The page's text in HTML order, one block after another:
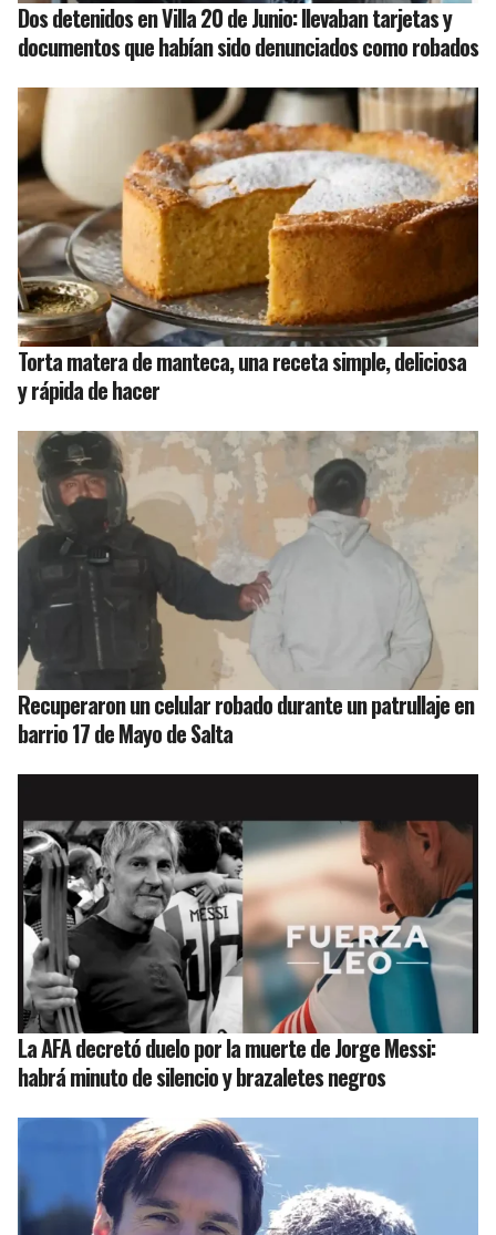
Dos detenidos en Villa 20 de Junio: llevaban tarjetas y
documentos que habían sido denunciados como robados
Torta matera de manteca, una receta simple, deliciosa
y rápida de hacer
Recuperaron un celular robado durante un patrullaje en
barrio 17 de Mayo de Salta
La AFA decretó duelo por la muerte de Jorge Messi:
habrá minuto de silencio y brazaletes negros